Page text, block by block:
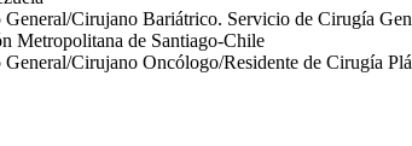
Cirujano Bariátrico. Servicio de Cirugía
Metropolitana de Santiago-Chile
Cirujano Oncólogo/Residente de Cirugía